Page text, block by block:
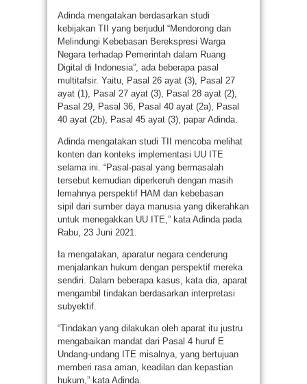
Adinda mengatakan berdasarkan studi
kebijakan TII yang berjudul “Mendorong dan
Melindungi Kebebasan Berekspresi Warga
Negara terhadap Pemerintah dalam Ruang
Digital di Indonesia”, ada beberapa pasal
multitafsir. Yaitu, Pasal 26 ayat (3), Pasal 27
ayat (1), Pasal 27 ayat (3), Pasal 28 ayat (2),
Pasal 29, Pasal 36, Pasal 40 ayat (2a), Pasal
40 ayat (2b), Pasal 45 ayat (3), papar Adinda.
Adinda mengatakan studi TII mencoba melihat
konten dan konteks implementasi UU ITE
selama ini. “Pasal-pasal yang bermasalah
tersebut kemudian diperkeruh dengan masih
lemahnya perspektif HAM dan kebebasan
sipil dari sumber daya manusia yang dikerahkan
untuk menegakkan UU ITE,” kata Adinda pada
Rabu, 23 Juni 2021.
Ia mengatakan, aparatur negara cenderung
menjalankan hukum dengan perspektif mereka
sendiri. Dalam beberapa kasus, kata dia, aparat
mengambil tindakan berdasarkan interpretasi
subyektif.
“Tindakan yang dilakukan oleh aparat itu justru
mengabaikan mandat dari Pasal 4 huruf E
Undang-undang ITE misalnya, yang bertujuan
memberi rasa aman, keadilan dan kepastian
hukum,” kata Adinda.